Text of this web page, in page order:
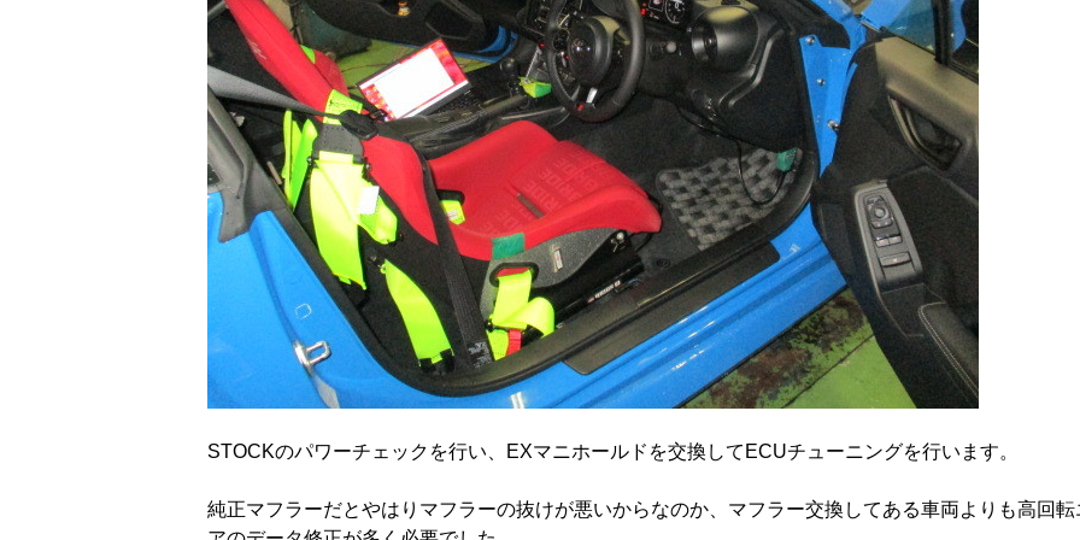
STOCKのパワーチェックを行い、EXマニホールドを交換してECUチューニングを行います。
純正マフラーだとやはりマフラーの抜けが悪いからなのか、マフラー交換してある車両よりも高回転